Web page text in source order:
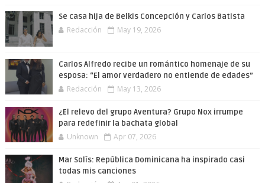
Se casa hija de Belkis Concepción y Carlos Batista
Redacción May 19, 2026
Carlos Alfredo recibe un romántico homenaje de su
esposa: “El amor verdadero no entiende de edades”
Redacción May 13, 2026
¿El relevo del grupo Aventura? Grupo Nox irrumpe
para redefinir la bachata global
Unknown Apr 07, 2026
Mar Solís: República Dominicana ha inspirado casi
todas mis canciones